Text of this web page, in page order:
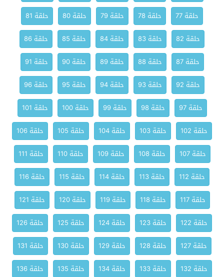
حلقة 77
حلقة 78 حلقة 79 حلقة 80
حلقة 81
حلقة 82
حلقة 83 حلقة 84 حلقة 85
حلقة 86
حلقة 87
حلقة 88 حلقة 89 حلقة 90
حلقة 91
حلقة 92
حلقة 93 حلقة 94 حلقة 95
حلقة 96
حلقة 97
حلقة 98 حلقة 99 حلقة 100
حلقة 101
حلقة 102
حلقة 103 حلقة 104 حلقة 105
حلقة 106
حلقة 107
حلقة 108 حلقة 109 حلقة 110
حلقة 111
حلقة 112
حلقة 113 حلقة 114 حلقة 115
حلقة 116
حلقة 117
حلقة 118 حلقة 119 حلقة 120
حلقة 121
حلقة 122
حلقة 123 حلقة 124 حلقة 125
حلقة 126
حلقة 127
حلقة 128 حلقة 129 حلقة 130
حلقة 131
حلقة 132
حلقة 133 حلقة 134 حلقة 135 حلقة 136